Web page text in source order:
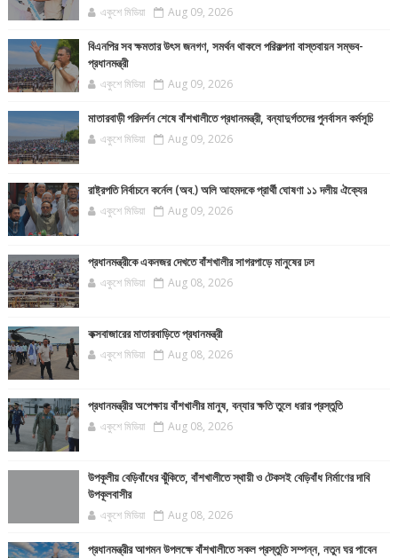
একুশে মিডিয়া Aug 09, 2026
বিএনপির সব ক্ষমতার উৎস জনগণ, সমর্থন থাকলে পরিকল্পনা বাস্তবায়ন সম্ভব-
প্রধানমন্ত্রী
একুশে মিডিয়া Aug 09, 2026
মাতারবাড়ী পরিদর্শন শেষে বাঁশখালীতে প্রধানমন্ত্রী, বন্যাদুর্গতদের পুনর্বাসন কর্মসূচি
একুশে মিডিয়া Aug 09, 2026
রাষ্ট্রপতি নির্বাচনে কর্নেল (অব.) অলি আহমদকে প্রার্থী ঘোষণা ১১ দলীয় ঐক্যের
একুশে মিডিয়া Aug 09, 2026
প্রধানমন্ত্রীকে একনজর দেখতে বাঁশখালীর সাগরপাড়ে মানুষের ঢল
একুশে মিডিয়া Aug 08, 2026
কক্সবাজারের মাতারবাড়িতে প্রধানমন্ত্রী
একুশে মিডিয়া Aug 08, 2026
প্রধানমন্ত্রীর অপেক্ষায় বাঁশখালীর মানুষ, বন্যার ক্ষতি তুলে ধরার প্রস্তুতি
একুশে মিডিয়া Aug 08, 2026
উপকূলীয় বেড়িবাঁধের ঝুঁকিতে, বাঁশখালীতে স্থায়ী ও টেকসই বেড়িবাঁধ নির্মাণের দাবি
উপকূলবাসীর
একুশে মিডিয়া Aug 08, 2026
প্রধানমন্ত্রীর আগমন উপলক্ষে বাঁশখালীতে সকল প্রস্তুতি সম্পন্ন, নতুন ঘর পাবেন